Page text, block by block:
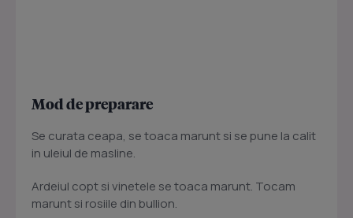
Mod de preparare
Se curata ceapa, se toaca marunt si se pune la calit
in uleiul de masline.
Ardeiul copt si vinetele se toaca marunt. Tocam
marunt si rosiile din bullion.